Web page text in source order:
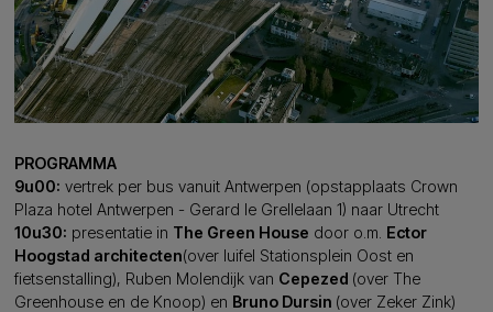
PROGRAMMA
9u00: vertrek per bus vanuit Antwerpen (opstapplaats Crown
Plaza hotel Antwerpen - Gerard le Grellelaan 1) naar Utrecht
10u30: presentatie in The Green House door o.m. Ector
Hoogstad architecten(over luifel Stationsplein Oost en
fietsenstalling), Ruben Molendijk van Cepezed (over The
Greenhouse en de Knoop) en Bruno Dursin (over Zeker Zink)